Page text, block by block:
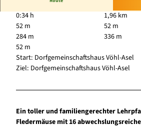
0:34 h
1,96 km
52 m
52 m
284 m
336 m
52 m
Start: Dorfgemeinschaftshaus Vöhl-Asel
Ziel: Dorfgemeinschaftshaus Vöhl-Asel
Ein toller und familiengerechter
Fledermäuse mit 16